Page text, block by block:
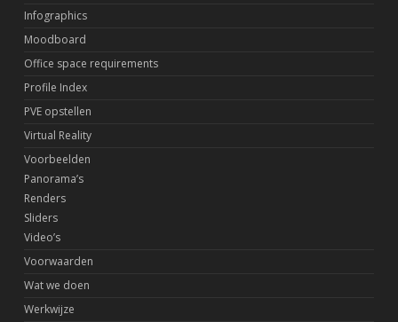
Infographics
Moodboard
Office space requirements
Profile Index
PVE opstellen
Virtual Reality
Voorbeelden
Panorama’s
Renders
Sliders
Video’s
Voorwaarden
Wat we doen
Werkwijze